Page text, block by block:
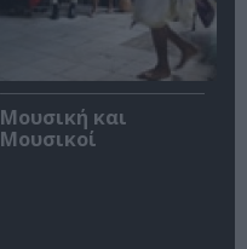
Μουσική και
Μουσικοί